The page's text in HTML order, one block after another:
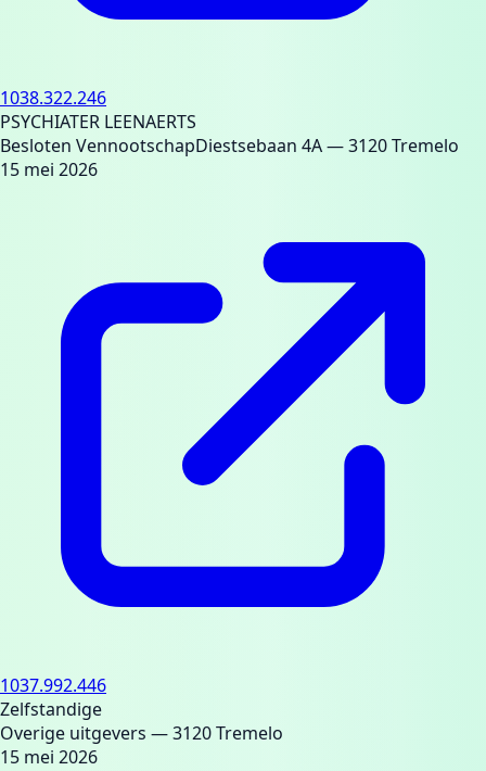
1038.322.246
PSYCHIATER LEENAERTS
Besloten VennootschapDiestsebaan 4A— 3120 Tremelo
15 mei 2026
1037.992.446
Zelfstandige
Overige uitgevers — 3120 Tremelo
15 mei 2026